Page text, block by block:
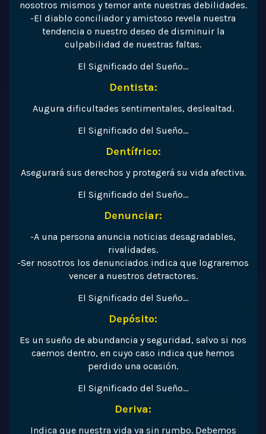
nosotros mismos y temor ante nuestras debilidades.
-El diablo conciliador y amistoso revela nuestra
tendencia o nuestro deseo de disminuir la
culpabilidad de nuestras faltas.
El Significado del Sueño…
Dentista:
Augura dificultades sentimentales, deslealtad.
El Significado del Sueño…
Dentífrico:
Asegurará sus derechos y protegerá su vida afectiva.
El Significado del Sueño…
Denunciar:
-A una persona anuncia noticias desagradables,
rivalidades.
-Ser nosotros los denunciados indica que lograremos
vencer a nuestros detractores.
El Significado del Sueño…
Depósito:
Es un sueño de abundancia y seguridad, salvo si nos
caemos dentro, en cuyo caso indica que hemos
perdido una ocasión.
El Significado del Sueño…
Deriva:
Indica que nuestra vida va sin rumbo. Debemos